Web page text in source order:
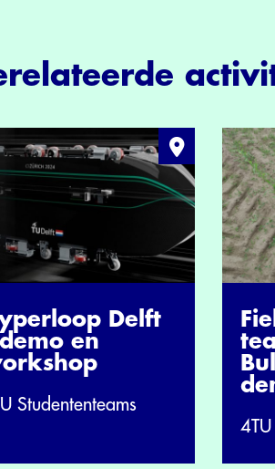
Delft
en
Studententeams